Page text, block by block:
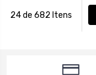
24 de 682 Itens